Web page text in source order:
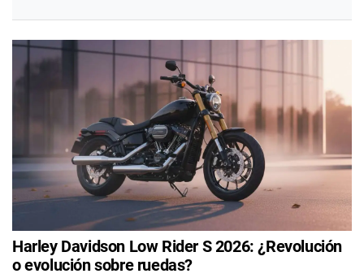
Harley Davidson Low Rider S 2026: ¿Revolución
o evolución sobre ruedas?